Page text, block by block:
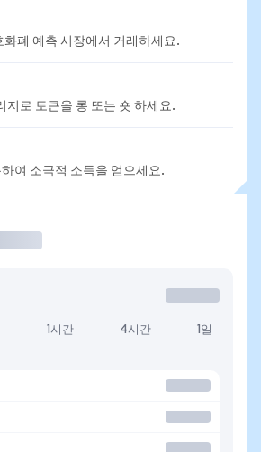
화폐 예측 시장에서 거래하세요.
지로 토큰을 롱 또는 숏 하세요.
여 소극적 소득을 얻으세요.
1시간 4시간 1일